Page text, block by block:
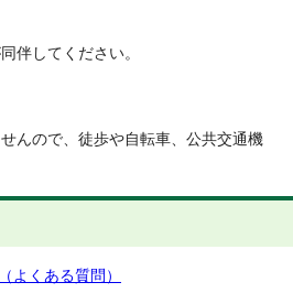
伴してください。
んので、徒歩や自転車、公共交通機
よくある質問）